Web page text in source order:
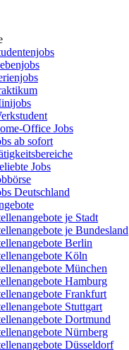
Office Jobs
ab sofort
Jobs
Deutschland
je Stadt
je Bundesland
Berlin
Köln
München
Hamburg
Frankfurt
Stuttgart
Dortmund
Nürnberg
Düsseldorf